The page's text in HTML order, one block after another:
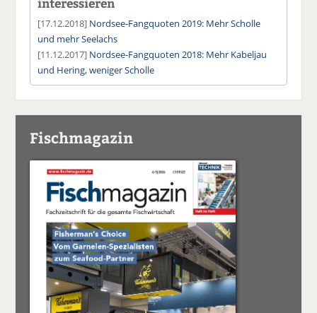
[17.12.2018] Nordsee-Fangquoten 2019: Mehr Scholle
und mehr Seelachs
[11.12.2017] Nordsee-Fangquoten 2018: Mehr Kabeljau
und Hering, weniger Scholle
Fischmagazin